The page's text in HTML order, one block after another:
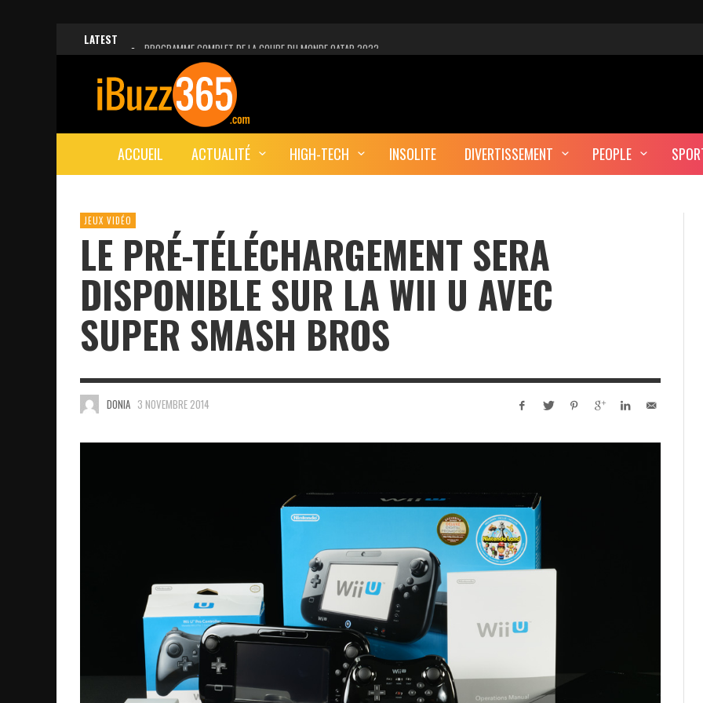
LATEST
PROGRAMME COMPLET DE LA COUPE DU MONDE QATAR 2022
FACEBOOK, INSTAGRAM ET WHATSAPP HORS SERVICE! EST-CE UNE CYBER-ATTAQUE?
UNE VIDÉO 4K MONTRE LA PLANÈTE MARS EN ULTRA-HAUTE DÉFINITION
LANCEMENT DU PREMIER VOL HABITÉ DE SPACEX
DÉCÈS DE L’EX-PRÉSIDENT ZINE EL ABIDINE BEN ALI, SERA-T-IL ENTERRÉ EN TUNISIE?
ACCUEIL ACTUALITÉ HIGH-TECH INSOLITE DIVERTISSEMENT PEOPLE
JEUX VIDÉO
LE PRÉ-TÉLÉCHARGEMENT SERA
DISPONIBLE SUR LA WII U AVEC
SUPER SMASH BROS
DONIA 3 NOVEMBRE 2014